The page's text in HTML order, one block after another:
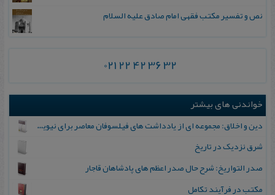
نص و تفسیر مکتب فقهی امام صادق علیه السلام
021 22 42 36 32
خواندنی های بیشتر
دین و اخلاق: مجموعه ای از یادداشت های فیلسوفان معاصر برای نیویورک تایمز
ش‍رق‌ ن‍زدی‍ک‌ در ت‍اری‍خ‌
صدر التواریخ: شرح حال صدر اعظم های پادشاهان قاجار
مکتب در فرآیند تکامل